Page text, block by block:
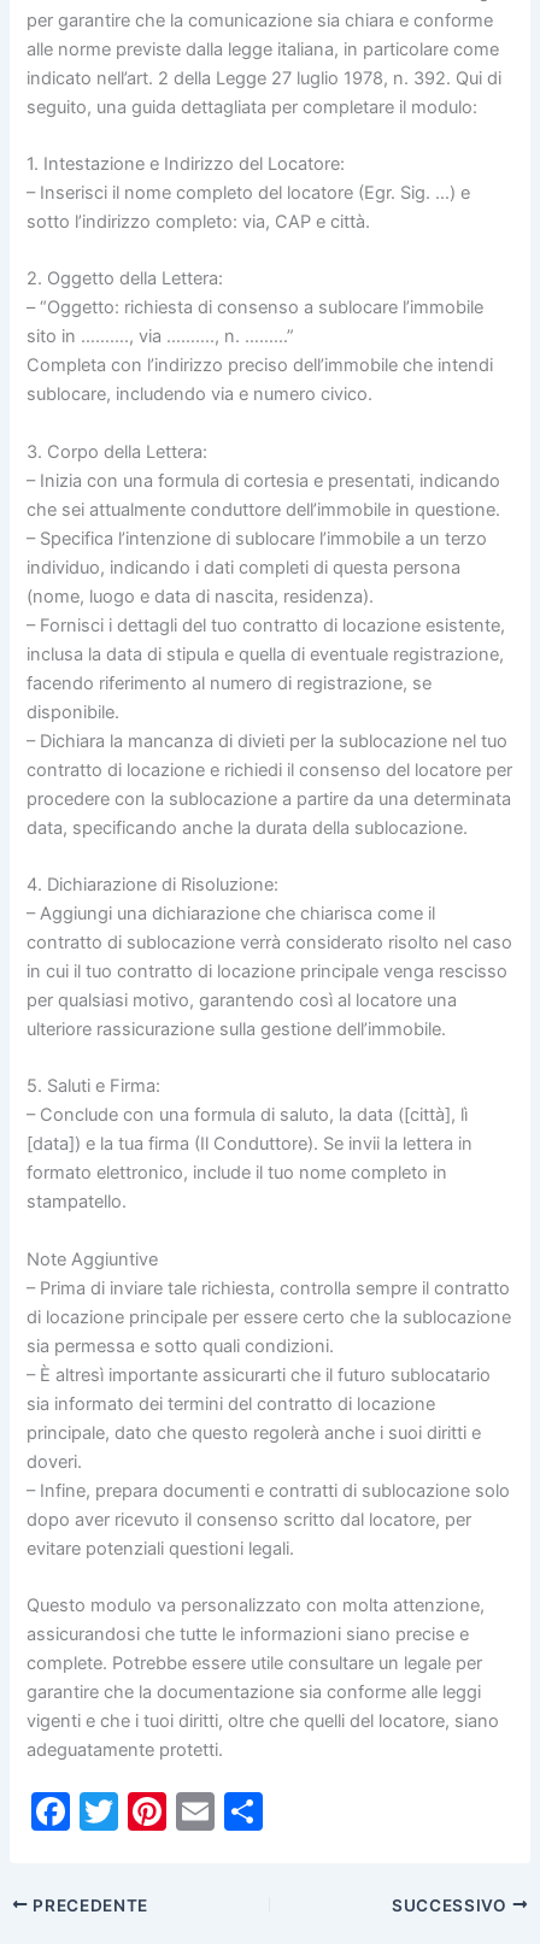
per garantire che la comunicazione sia chiara e conforme
alle norme previste dalla legge italiana, in particolare come
indicato nell’art. 2 della Legge 27 luglio 1978, n. 392. Qui di
seguito, una guida dettagliata per completare il modulo:
1. Intestazione e Indirizzo del Locatore:
– Inserisci il nome completo del locatore (Egr. Sig. …) e
sotto l’indirizzo completo: via, CAP e città.
2. Oggetto della Lettera:
– “Oggetto: richiesta di consenso a sublocare l’immobile
sito in ………., via ………., n. ………”
Completa con l’indirizzo preciso dell’immobile che intendi
sublocare, includendo via e numero civico.
3. Corpo della Lettera:
– Inizia con una formula di cortesia e presentati, indicando
che sei attualmente conduttore dell’immobile in questione.
– Specifica l’intenzione di sublocare l’immobile a un terzo
individuo, indicando i dati completi di questa persona
(nome, luogo e data di nascita, residenza).
– Fornisci i dettagli del tuo contratto di locazione esistente,
inclusa la data di stipula e quella di eventuale registrazione,
facendo riferimento al numero di registrazione, se
disponibile.
– Dichiara la mancanza di divieti per la sublocazione nel tuo
contratto di locazione e richiedi il consenso del locatore per
procedere con la sublocazione a partire da una determinata
data, specificando anche la durata della sublocazione.
4. Dichiarazione di Risoluzione:
– Aggiungi una dichiarazione che chiarisca come il
contratto di sublocazione verrà considerato risolto nel caso
in cui il tuo contratto di locazione principale venga rescisso
per qualsiasi motivo, garantendo così al locatore una
ulteriore rassicurazione sulla gestione dell’immobile.
5. Saluti e Firma:
– Conclude con una formula di saluto, la data ([città], lì
[data]) e la tua firma (Il Conduttore). Se invii la lettera in
formato elettronico, include il tuo nome completo in
stampatello.
Note Aggiuntive
– Prima di inviare tale richiesta, controlla sempre il contratto
di locazione principale per essere certo che la sublocazione
sia permessa e sotto quali condizioni.
– È altresì importante assicurarti che il futuro sublocatario
sia informato dei termini del contratto di locazione
principale, dato che questo regolerà anche i suoi diritti e
doveri.
– Infine, prepara documenti e contratti di sublocazione solo
dopo aver ricevuto il consenso scritto dal locatore, per
evitare potenziali questioni legali.
Questo modulo va personalizzato con molta attenzione,
assicurandosi che tutte le informazioni siano precise e
complete. Potrebbe essere utile consultare un legale per
garantire che la documentazione sia conforme alle leggi
vigenti e che i tuoi diritti, oltre che quelli del locatore, siano
adeguatamente protetti.
F
c
e
T
itt
er
Pi E
PRECEDENTE SUCCESSIVO